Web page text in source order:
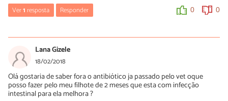
Ver1resposta Responder 0 0
20/07/2019
Israel estou com mesmo problema, meus dois cachorros estão
com gastroenterite! A veterinária passou metronidazol, ranitidina,
é uma vitamina! Só que estou indo pro sexto dia e meus nenens
não melhoram. 😔
Lana Gizele
18/02/2018
Olá gostaria de saber fora o antibiótico ja passado pelo vet oque
posso fazer pelo meu filhote de 2 meses que esta com infecção
intestinal para ela melhora ?